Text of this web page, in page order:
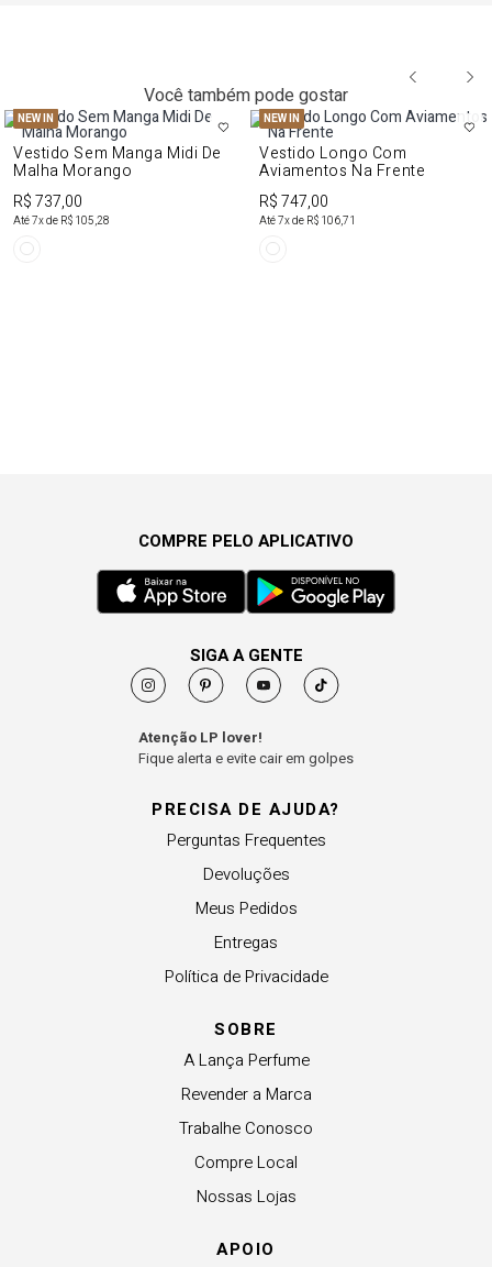
Você também pode gostar
NEW IN
Vestido Sem Manga Midi De
Malha Morango
R$ 737,00
Até7x de R$ 105,28
NEW IN
Vestido Longo Com
Aviamentos Na Frente
R$ 747,00
Até7x de R$ 106,71
PRECISA DE AJUDA?
Perguntas Frequentes
Devoluções
Meus Pedidos
Entregas
Política de Privacidade
SOBRE
A Lança Perfume
Revender a Marca
Trabalhe Conosco
Compre Local
Nossas Lojas
APOIO
COMPRE PELO APLICATIVO
SIGA A GENTE
Atenção LP lover!
Fique alerta e evite cair em golpes